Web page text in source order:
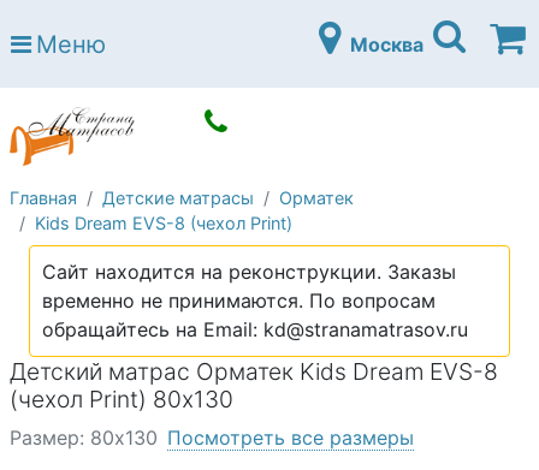
Страна матрасов
Open submenu (Матрасы)
Open submenu (Кровати)
Кровати
Open submenu (Аксессуары)
Open submenu (Диваны)
Диваны
Open submenu (Постельное белье)
Постельное белье
Open submenu (Мебель)
Мебель
Open submenu (Основания)
Основания
Open submenu (Детские матрасы)
Детские матрасы
Open submenu (Детские кровати)
Детские кровати
Меню Москва
Главная Детские матрасы
Орматек
Kids Dream EVS-8 (чехол Print)
Сайт находится на реконструкции. Заказы
временно не принимаются. По вопросам
обращайтесь на Email: kd@stranamatrasov.ru
Детский матрас Орматек Kids Dream EVS-8
(чехол Print) 80х130
Размер: 80х130 Посмотреть все размеры